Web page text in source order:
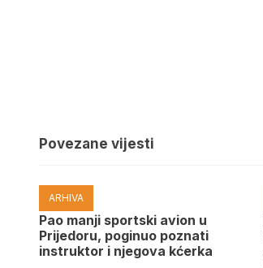
Povezane vijesti
ARHIVA
Pao manji sportski avion u
Prijedoru, poginuo poznati
instruktor i njegova kćerka